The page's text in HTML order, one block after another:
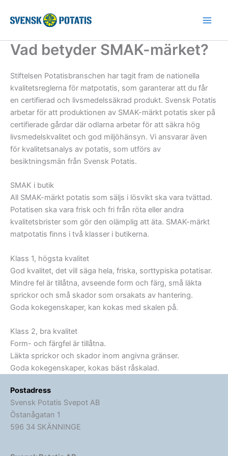
Vad betyder SMAK-märket?
Stiftelsen Potatisbranschen har tagit fram de nationella
kvalitetsreglerna för matpotatis, som garanterar att du får
en certifierad och livsmedelssäkrad produkt. Svensk Potatis
arbetar för att produktionen av SMAK-märkt potatis sker på
certifierade gårdar där odlarna arbetar för att säkra hög
livsmedelskvalitet och god miljöhänsyn. Vi ansvarar även
för kvalitetsanalys av potatis, som utförs av
besiktningsmän från Svensk Potatis.
SMAK i butik
All SMAK-märkt potatis som säljs i lösvikt ska vara tvättad.
Potatisen ska vara frisk och fri från röta eller andra
kvalitetsbrister som gör den olämplig att äta. SMAK-märkt
matpotatis finns i två klasser i butikerna.
Klass 1, högsta kvalitet
God kvalitet, det vill säga hela, friska, sorttypiska potatisar.
Mindre fel är tillåtna, avseende form och färg, små läkta
sprickor och små skador som orsakats av hantering.
Goda kokegenskaper, kan kokas med skalen på.
Klass 2, bra kvalitet
Form- och färgfel är tillåtna.
Läkta sprickor och skador inom angivna gränser.
Goda kokegenskaper, kokas bäst råskalad.
Postadress
Svensk Potatis Svepot AB
Östanågatan 1
596 34 SKÄNNINGE